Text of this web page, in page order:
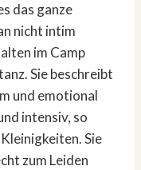
das ganze
nicht intim
im Camp
Sie beschreibt
und emotional
intensiv, so
Sie
zum Leiden